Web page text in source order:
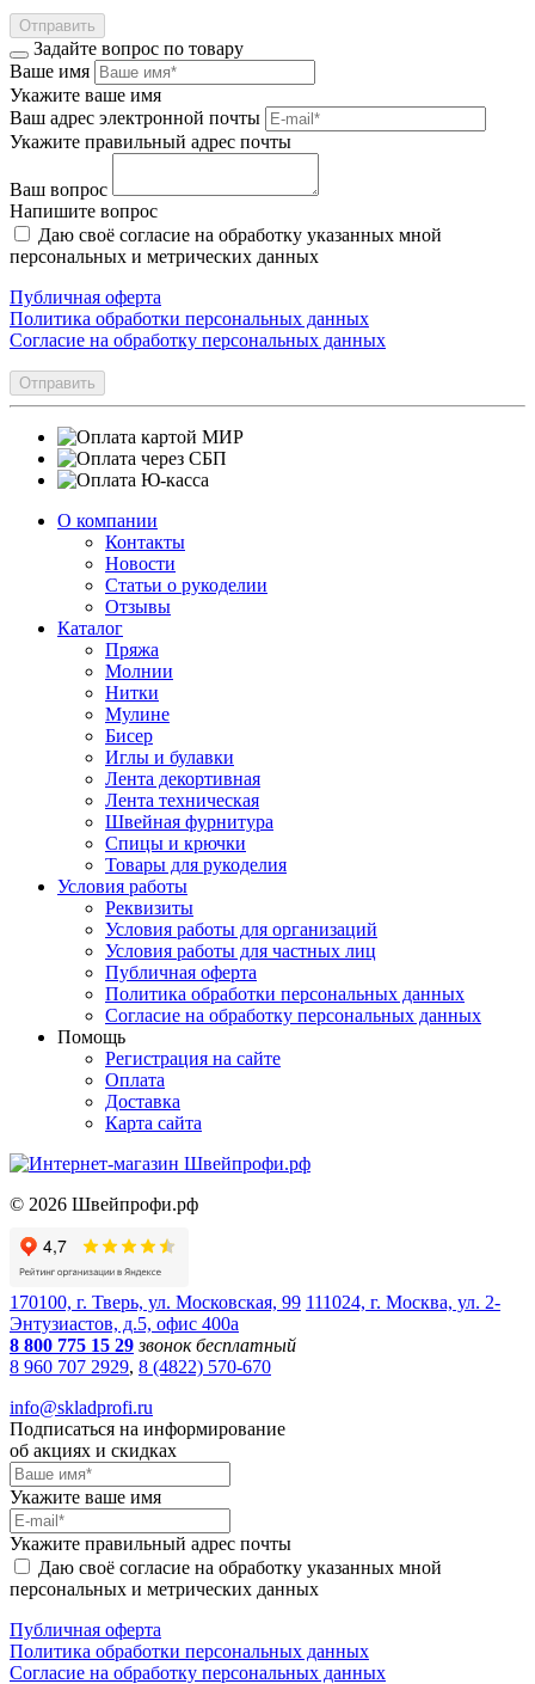
Отправить
Задайте вопрос по товару
Ваше имя
Укажите ваше имя
Ваш адрес электронной почты
Укажите правильный адрес почты
Ваш вопрос
Напишите вопрос
Даю своё согласие на обработку указанных мной
персональных и метрических данных
Публичная оферта
Политика обработки персональных данных
Согласие на обработку персональных данных
Отправить
О компании
Контакты
Новости
Статьи о рукоделии
Отзывы
Каталог
Пряжа
Молнии
Нитки
Мулине
Бисер
Иглы и булавки
Лента декортивная
Лента техническая
Швейная фурнитура
Спицы и крючки
Товары для рукоделия
Условия работы
Реквизиты
Условия работы для организаций
Условия работы для частных лиц
Публичная оферта
Политика обработки персональных данных
Согласие на обработку персональных данных
Помощь
Регистрация на сайте
Оплата
Доставка
Карта сайта
© 2026 Швейпрофи.рф
170100, г. Тверь, ул. Московская, 99 111024, г. Москва, ул. 2-
Энтузиастов, д.5, офис 400а
8 800 775 15 29 звонок бесплатный
8 960 707 2929, 8 (4822) 570-670
info@skladprofi.ru
Подписаться на информирование
об акциях и скидках
Укажите ваше имя
Укажите правильный адрес почты
Даю своё согласие на обработку указанных мной
персональных и метрических данных
Публичная оферта
Политика обработки персональных данных
Согласие на обработку персональных данных